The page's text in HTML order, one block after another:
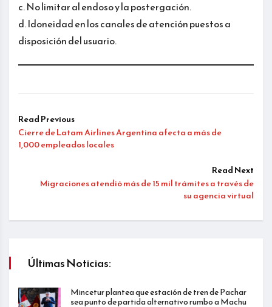
c. No limitar al endoso y la postergación.
d. Idoneidad en los canales de atención puestos a
disposición del usuario.
Read Previous
Cierre de Latam Airlines Argentina afecta a más de
1,000 empleados locales
Read Next
Migraciones atendió más de 15 mil trámites a través de
su agencia virtual
Últimas Noticias:
Mincetur plantea que estación de tren de Pachar
sea punto de partida alternativo rumbo a Machu